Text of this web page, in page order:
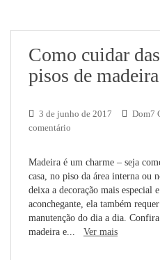
Como cuidar
pisos de
3 de junho de 2017 Dom7
comentário
Madeira é um charme – seja
casa, no piso da área interna ou
deixa a decoração mais especial
aconchegante, ela também
manutenção do dia a dia.
madeira e... Ver mais